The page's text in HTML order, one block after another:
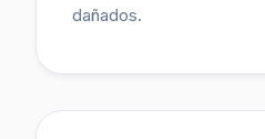
dañados.